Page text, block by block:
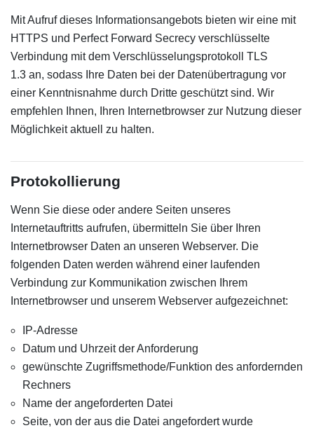
Mit Aufruf dieses Informationsangebots bieten wir eine mit
HTTPS und Perfect Forward Secrecy verschlüsselte
Verbindung mit dem Verschlüsselungsprotokoll TLS
1.3 an, sodass Ihre Daten bei der Datenübertragung vor
einer Kenntnisnahme durch Dritte geschützt sind. Wir
empfehlen Ihnen, Ihren Internetbrowser zur Nutzung dieser
Möglichkeit aktuell zu halten.
Protokollierung
Wenn Sie diese oder andere Seiten unseres
Internetauftritts aufrufen, übermitteln Sie über Ihren
Internetbrowser Daten an unseren Webserver. Die
folgenden Daten werden während einer laufenden
Verbindung zur Kommunikation zwischen Ihrem
Internetbrowser und unserem Webserver aufgezeichnet:
IP-Adresse
Datum und Uhrzeit der Anforderung
gewünschte Zugriffsmethode/Funktion des anfordernden
Rechners
Name der angeforderten Datei
Seite, von der aus die Datei angefordert wurde